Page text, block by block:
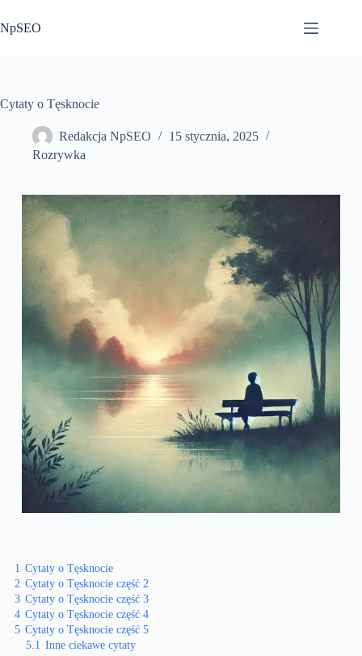
do
treści
NpSEO
Cytaty o Tęsknocie
Redakcja NpSEO
15 stycznia, 2025
Rozrywka
1 Cytaty o Tęsknocie
2 Cytaty o Tęsknocie część 2
3 Cytaty o Tęsknocie część 3
4 Cytaty o Tęsknocie część 4
5 Cytaty o Tęsknocie część 5
5.1 Inne ciekawe cytaty